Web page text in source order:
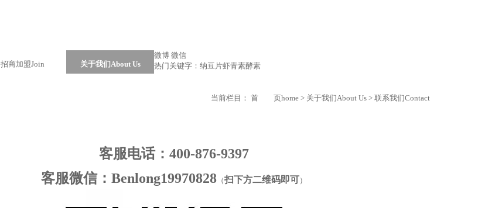
招商加盟Join 关于我们About Us
微博 微信
热门关键字： 纳豆片虾青素酵素
当前栏目： 首 页home> 关于我们About Us> 联系我们Contact
客服电话：400-876-9397
客服微信：Benlong19970828（扫下方二维码即可）